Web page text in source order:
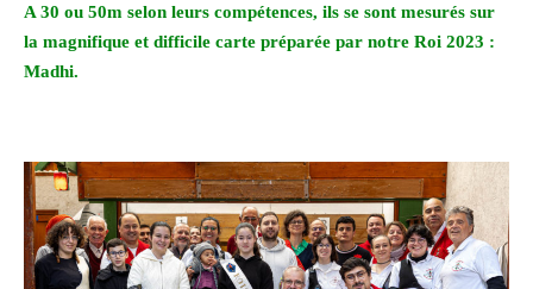
A 30 ou 50m selon leurs compétences, ils se sont mesurés sur
la magnifique et difficile carte préparée par notre Roi 2023 :
Madhi.